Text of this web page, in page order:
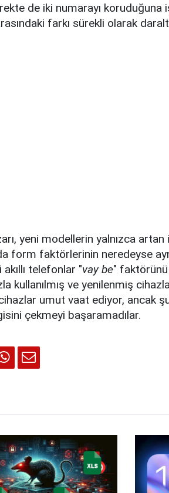
de iki numarayı koruduğuna
farkı sürekli olarak
yeni modellerin yalnızca
form faktörlerinin neredeyse
telefonlar "vay be"
kullanılmış ve yenilenmiş
umut vaat ediyor, ancak
çekmeyi başaramadılar.